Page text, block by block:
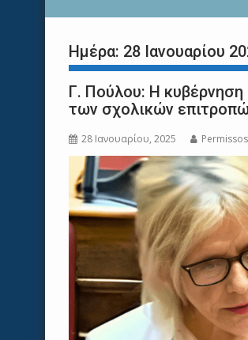
Ημέρα: 28 Ιανουαρίου
Γ. Πούλου: Η κυβέρνηση
των σχολικών
28 Ιανουαρίου, 2025